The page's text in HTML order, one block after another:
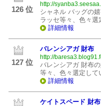
126 位
http://
シャネル バッグの
ラッセ等々、色々選
詳細情報
127 位
バレンシアガ 財布
http://
バレンシアガ 財布
等々、色々選定して
詳細情報
ケイトスペード 財布